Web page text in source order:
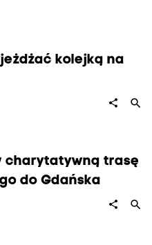
kolejką na
share search
charytatywną trasę
do Gdańska
share search